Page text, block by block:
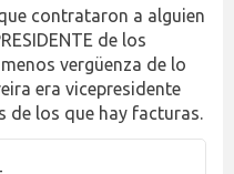
contrataron a alguien
de los
vergüenza de lo
era vicepresidente
de los que hay facturas.